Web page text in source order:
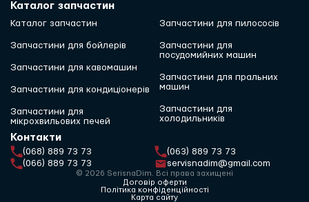
Каталог запчастин
Каталог запчастин
Запчастини для бойлерів
Запчастини для кавомашин
Запчастини для кондиціонерів
Запчастини для
мікрохвильових печей
Запчастини для пилососів
Запчастини для
посудомийних машин
Запчастини для пральних
машин
Запчастини для
холодильників
Контакти
(068) 889 73 73
(063) 889 73 73
(066) 889 73 73
servisnadim@gmail.com
© 2026 SerisnaDim. Всі права захищені
Договір оферти
Політика конфіденційності
Карта сайту